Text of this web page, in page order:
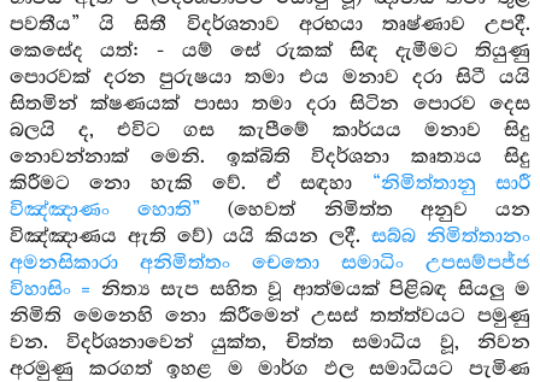
පවතීය” යි සිතී විදර්ශනාව අරභයා තෘෂ්ණාව උපදී.
කෙසේද යත්: - යම් සේ රුකක් සිඳ දැමීමට තියුණු
පොරවක් දරන පුරුෂයා තමා එය මනාව දරා සිටී යයි
සිතමින් ක්ෂණයක් පාසා තමා දරා සිටින පොරව දෙස
බලයි ද, එවිට ගස කැපීමේ කාර්යය මනාව සිදු
නොවන්නාක් මෙනි. ඉක්බිති විදර්ශනා කෘත්‍යය සිදු
කිරීමට නො හැකි වේ. ඒ සඳහා “නිමිත්තානු සාරී
විඤ්ඤාණං හොති” (හෙවත් නිමිත්ත අනුව යන
විඤ්ඤාණය ඇති වේ) යයි කියන ලදී. සබ්බ නිමිත්තානං
අමනසිකාරා අනිමිත්තං චෙතො සමාධිං උපසම්පජ්ජ
විහාසිං = නිත්‍ය සැප සහිත වූ ආත්මයක් පිළිබඳ සියලු ම
නිමිති මෙනෙහි නො කිරීමෙන් උසස් තත්ත්වයට පමුණු
වන. විදර්ශනාවෙන් යුක්ත, චිත්ත සමාධිය වූ, නිවන
අරමුණු කරගත් ඉහළ ම මාර්ග ඵල සමාධියට පැමිණ